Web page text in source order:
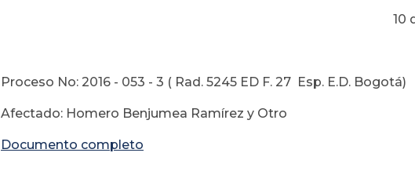
10 de Octubre
Proceso No: 2016 - 053 - 3 ( Rad. 5245 ED F. 27 Esp. E.D. Bogotá)
Afectado: Homero Benjumea Ramírez y Otro
Documento completo